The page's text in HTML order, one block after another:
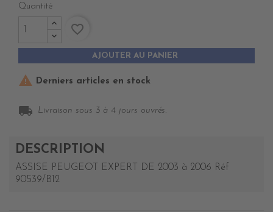
Quantité
AJOUTER AU PANIER
favorite_border
 Derniers articles en stock
local_shipping Livraison sous 3 à 4 jours ouvrés.
DESCRIPTION
ASSISE PEUGEOT EXPERT DE 2003 à 2006 Réf
90539/B12